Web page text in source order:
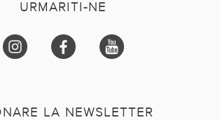
URMARITI-NE
LA NEWSLETTER